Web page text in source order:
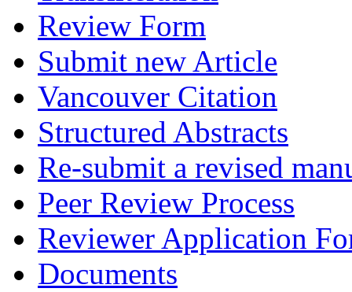
Review Form
Submit new Article
Vancouver Citation
Structured Abstracts
Re-submit a revised
Peer Review Process
Reviewer Application
Documents